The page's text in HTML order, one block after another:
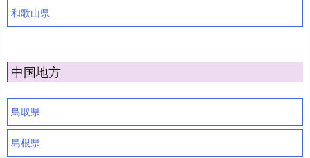
和歌山県
中国地方
鳥取県
島根県